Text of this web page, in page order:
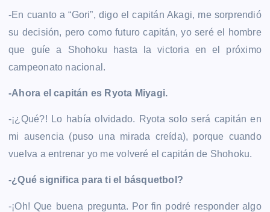
-En cuanto a “Gori”, digo el capitán Akagi, me sorprendió
su decisión, pero como futuro capitán, yo seré el hombre
que guíe a Shohoku hasta la victoria en el próximo
campeonato nacional.
-Ahora el capitán es Ryota Miyagi.
-¡¿Qué?! Lo había olvidado. Ryota solo será capitán en
mi ausencia (puso una mirada creída), porque cuando
vuelva a entrenar yo me volveré el capitán de Shohoku.
-¿Qué significa para ti el básquetbol?
-¡Oh! Que buena pregunta. Por fin podré responder algo